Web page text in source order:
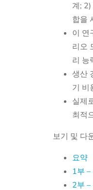
계;
합을
이 연
리오
리 능
생산
기 비
실제
최적
보기 및 다
요약
1부
2부 –